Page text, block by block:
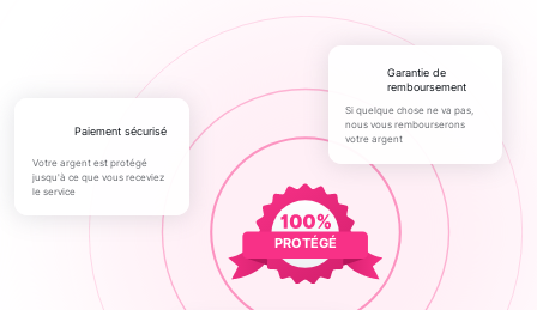
PROTÉGÉ
paiement sécurisé
Votre argent est protégé
jusqu'à ce que vous receviez
le service
Garantie de
remboursement
Si quelque chose ne va pas,
nous vous rembourserons
votre argent